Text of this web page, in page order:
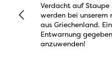
Verdacht auf Staupe
werden bei unserem
aus Griechenland.
Entwarnung
anzuwenden!